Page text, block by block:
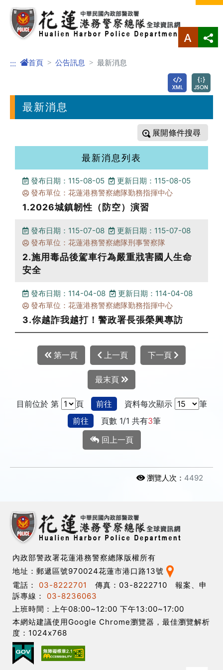
進入內容區塊
::: 首頁 公告訊息 最新消息
最新消息
條件搜尋
最新消息列表
發布日期：115-08-05
更新日期：115-08-05
發布單位：花蓮港務警察總隊勤務指揮中心
1.2026城鎮韌性（防空）演習
發布日期：115-07-08
更新日期：115-07-08
發布單位：花蓮港務警察總隊刑事警察隊
2.施用毒品後駕車行為嚴重戕害國人生命
安全
發布日期：114-04-08
更新日期：114-04-08
發布單位：花蓮港務警察總隊勤務指揮中心
3.你越詐我越打！警政署長張榮興專訪
第一頁 上一頁 下一頁
最末頁
目前位於 第 頁 前往 資料每次顯示
筆
前往
頁數 1/1 共有3筆
回上一頁
瀏覽人次： 4492
內政部警政署花蓮港務警察總隊版權所有
地址：郵遞區號970024花蓮市港口路13號
電話：
03-8222701
傳真：03-8222710 報案、申
訴專線：
03-8236063
上班時間：上午08:00~12:00 下午13:00~17:00
本網站建議使用Google Chrome瀏覽器，最佳瀏覽解析
度：1024x768